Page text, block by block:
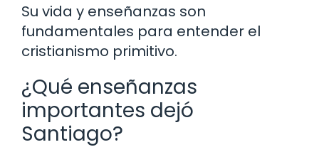
Su vida y enseñanzas son
fundamentales para entender el
cristianismo primitivo.
¿Qué enseñanzas
importantes dejó
Santiago?